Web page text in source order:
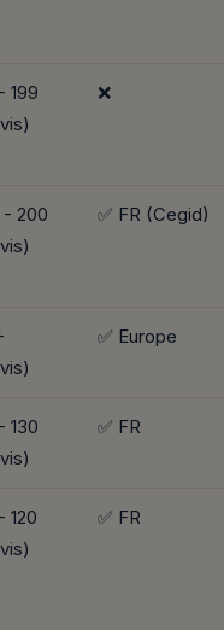
199
❌
- 200
✅ FR (Cegid)
✅ Europe
130
✅ FR
120
✅ FR